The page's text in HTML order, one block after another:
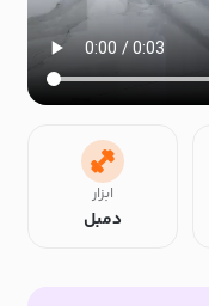
ابزار
دمبل